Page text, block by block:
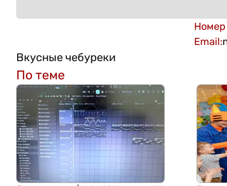
Номер
Email:
Вкусные чебуреки
По теме